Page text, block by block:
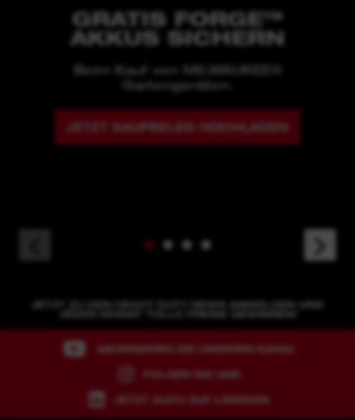
GRATIS FORGE™
AKKUS SICHERN
Beim Kauf von MILWAUKEE®
Gartengeräten.
JETZT KAUFBELEG HOCHLADEN
JETZT ZU DEN HEAVY DUTY NEWS ANMELDEN UND
ABONNIEREN SIE UNSEREN KANAL
FOLGEN SIE UNS
JETZT AUCH AUF LINKEDIN